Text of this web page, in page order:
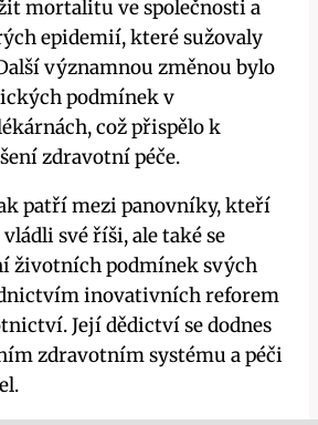
mortalitu ve společnosti a
epidemií, které sužovaly
významnou změnou bylo
podmínek v
což přispělo k
zdravotní péče.
patří mezi panovníky, kteří
své říši, ale také se
životních podmínek svých
inovativních reforem
Její dědictví se dodnes
zdravotním systému a péči